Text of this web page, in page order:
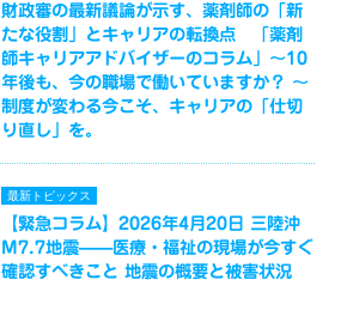
財政審の最新議論が示す、薬剤師の「新
たな役割」とキャリアの転換点 「薬剤
師キャリアアドバイザーのコラム」～10
年後も、今の職場で働いていますか？ ～
制度が変わる今こそ、キャリアの「仕切
り直し」を。
最新トピックス
【緊急コラム】2026年4月20日 三陸沖
M7.7地震——医療・福祉の現場が今すぐ
確認すべきこと 地震の概要と被害状況